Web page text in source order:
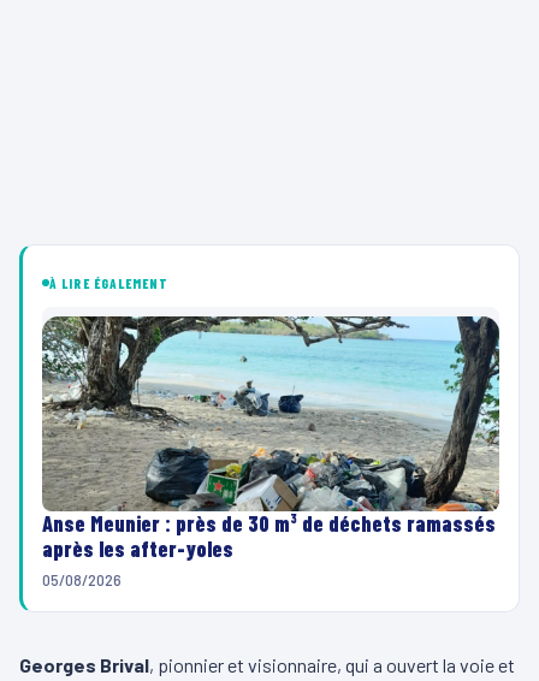
À LIRE ÉGALEMENT
Anse Meunier : près de 30 m³ de déchets ramassés
après les after-yoles
05/08/2026
Georges Brival, pionnier et visionnaire, qui a ouvert la voie et